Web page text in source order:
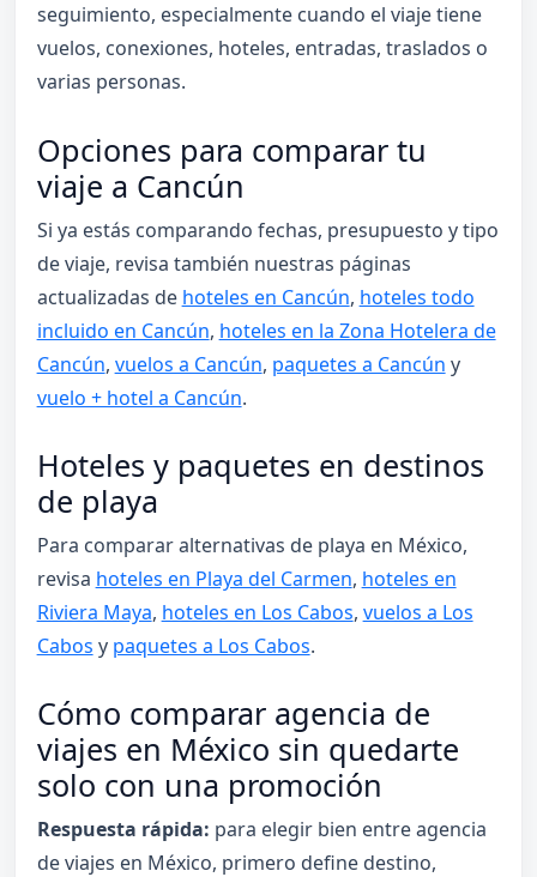
seguimiento, especialmente cuando el viaje tiene
vuelos, conexiones, hoteles, entradas, traslados o
varias personas.
Opciones para comparar tu
viaje a Cancún
Si ya estás comparando fechas, presupuesto y tipo
de viaje, revisa también nuestras páginas
actualizadas de hoteles en Cancún, hoteles todo
incluido en Cancún, hoteles en la Zona Hotelera de
Cancún, vuelos a Cancún, paquetes a Cancún y
vuelo + hotel a Cancún.
Hoteles y paquetes en destinos
de playa
Para comparar alternativas de playa en México,
revisa hoteles en Playa del Carmen, hoteles en
Riviera Maya, hoteles en Los Cabos, vuelos a Los
Cabos y paquetes a Los Cabos.
Cómo comparar agencia de
viajes en México sin quedarte
solo con una promoción
Respuesta rápida: para elegir bien entre agencia
de viajes en México, primero define destino,